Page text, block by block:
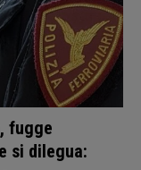
fugge
si dilegua: